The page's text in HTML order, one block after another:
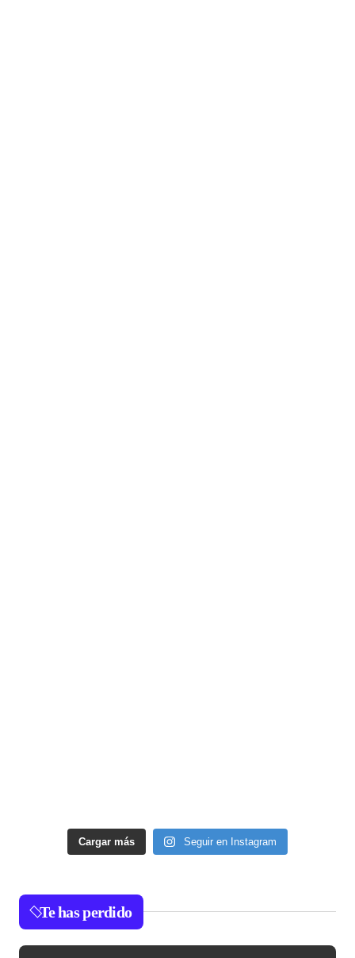
Cargar más Seguir en Instagram
Te has perdido